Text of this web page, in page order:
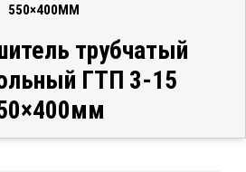
550×400ММ
трубчатый
ГТП 3-15